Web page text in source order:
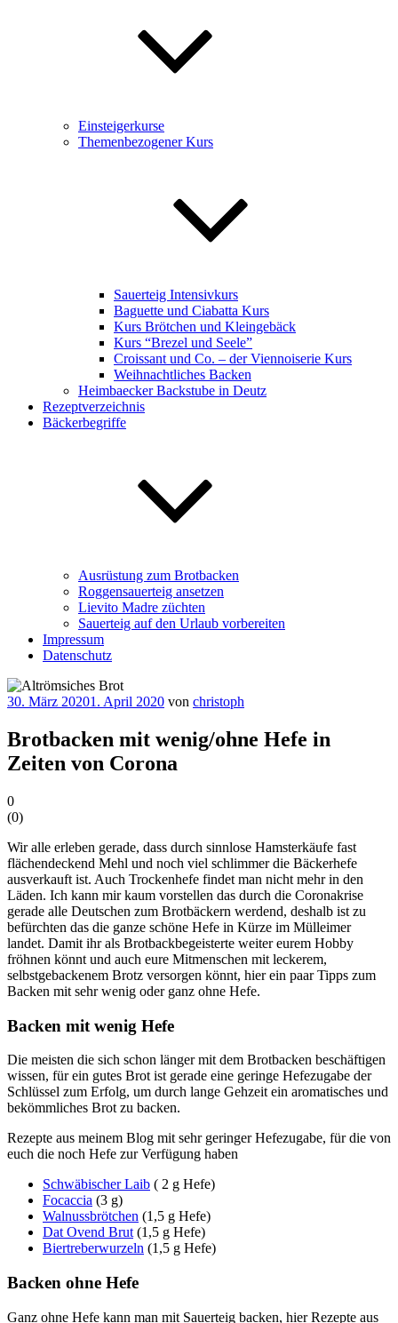
Einsteigerkurse
Themenbezogener Kurs
Sauerteig Intensivkurs
Baguette und Ciabatta Kurs
Kurs Brötchen und Kleingebäck
Kurs “Brezel und Seele”
Croissant und Co. – der Viennoiserie Kurs
Weihnachtliches Backen
Heimbaecker Backstube in Deutz
Rezeptverzeichnis
Bäckerbegriffe
Ausrüstung zum Brotbacken
Roggensauerteig ansetzen
Lievito Madre züchten
Sauerteig auf den Urlaub vorbereiten
Impressum
Datenschutz
Veröffentlicht
30. März 20201. April 2020 von christoph
Brotbacken mit wenig/ohne Hefe in
Zeiten von Corona
0
(0)
Wir alle erleben gerade, dass durch sinnlose Hamsterkäufe fast
flächendeckend Mehl und noch viel schlimmer die Bäckerhefe
ausverkauft ist. Auch Trockenhefe findet man nicht mehr in den
Läden. Ich kann mir kaum vorstellen das durch die Coronakrise
gerade alle Deutschen zum Brotbäckern werdend, deshalb ist zu
befürchten das die ganze schöne Hefe in Kürze im Mülleimer
landet. Damit ihr als Brotbackbegeisterte weiter eurem Hobby
fröhnen könnt und auch eure Mitmenschen mit leckerem,
selbstgebackenem Brotz versorgen könnt, hier ein paar Tipps zum
Backen mit sehr wenig oder ganz ohne Hefe.
Backen mit wenig Hefe
Die meisten die sich schon länger mit dem Brotbacken beschäftigen
wissen, für ein gutes Brot ist gerade eine geringe Hefezugabe der
Schlüssel zum Erfolg, um durch lange Gehzeit ein aromatisches und
bekömmliches Brot zu backen.
Rezepte aus meinem Blog mit sehr geringer Hefezugabe, für die von
euch die noch Hefe zur Verfügung haben
Schwäbischer Laib ( 2 g Hefe)
Focaccia (3 g)
Walnussbrötchen (1,5 g Hefe)
Dat Ovend Brut (1,5 g Hefe)
Biertreberwurzeln (1,5 g Hefe)
Backen ohne Hefe
Ganz ohne Hefe kann man mit Sauerteig backen, hier Rezepte aus